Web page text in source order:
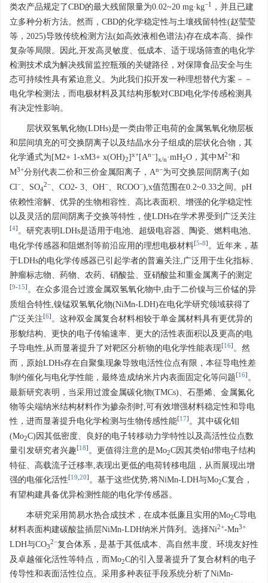
类农产品规定了CBD的最大残留限量为0.02~20 mg·kg−1
，并且已建
立多种分析方法。然而，CBD的化学稳定性与土壤残留特性(赵莹莹
等，2025)导致传统检测方法(如高效液相色谱法)存在成本高、操作
复杂等局限。因此,开发高灵敏度、低成本、适于现场筛查的电化学
检测技术成为解决残留监控瓶颈的关键路径，对保障食品安全与生
态可持续性具有紧迫意义。为此我们拟开发一种理想替代方案－－
电化学检测法，而电极材料及其结构形貌对CBD电化学传感检测具
有决定性影响。
层状双氢氧化物(LDHs)是一类由带正电荷的金属氢氧化物层板
和层间填充的可交换阴离子以及结晶水分子组成的层状化合物，其
化学通式为[M2+ 1-xM3+ x(OH)2]x+[An−]x/n·mH2O，其中M2+和
M3+分别代表二价和三价金属阳离子，An−为可交换层间阴离子(如
Cl−、SO4
2−、CO2- 3、OH−、RCOO−),x值范围在0.2~0.33之间。pH
依赖性溶解、优异的生物相容性、高比表面积、增强的化学稳定性
以及灵活的层间阴离子交换等特性，使LDHs在学术界受到广泛关注
[4] 。研究表明LDHs是适用于电池、超级电容器、陶瓷、燃料电池、
电化学传感器和阻燃剂等前沿应用的理想电极材料[5-8] 。近年来，基
于LDHs的电化学传感器已引起学者的普遍关注,广泛用于生化指标、
肿瘤标志物、药物、农药、硝酸盐、亚硝酸盐和重金属离子的测定
[9-15] 。在众多混合过渡金属双氢氧化物中,由于二价镍与三价锰的异
质组合特性,镍锰双氢氧化物(NiMn-LDH)在电化学研究领域获得了
广泛关注[6] 。这种双金属复合材料相较于单金属材料具有更优异的
形貌结构、更快的电子传输速率、更大的活性表面积以及更高的电
子导电性,从而显著提升了对靶区分析物的电化学性能表现[16] 。然
而，原始LDHs存在自聚集现象导致电活性位点有限，本征导电性差
制约催化与电化学性能，最终造成纳米片内表面固定化等问题[16] 。
最新研究表明，当采用过渡金属碳化物(TMCs)、石墨烯、金属氮化
物等尖端纳米结构材料作为掺杂剂时,可有效增强材料稳定性和导电
性，进而显著提升电化学检测与生物传感性能[17] 。其中碳化钼
(Mo2C)因其低密度、良好的电子转移动力学特性以及高活性位点数
量引发研究者兴趣[18] 。更值得注意的是Mo2C因其类铂d带电子结构
特征、高载流子迁移率,表现出更低的电荷转移电阻，从而展现出增
强的电催化活性[19 20] 。基于这些优势,将NiMn-LDH与Mo2C复合，
有望构建具备优异检测性能的电化学传感器。
本研究采用简易水热合成技术，在成本低廉且实用的Mo2C导电
材料表面构建碳酸盐插层NiMn-LDH纳米片阵列。选择Ni2+-Mn3+
LDH与CO3
2−复合体系，是基于其低成本、高自然丰度、环境友好性
及卓越催化活性等特点，而Mo2C的引入显著提升了复合材料的电子
传导性和表面活性位点。采用多种表征手段系统分析了NiMn-